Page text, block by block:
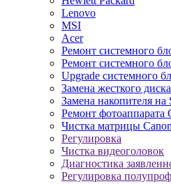
Lenovo
MSI
Acer
Ремонт системного
Ремонт системного
Upgrade системного
Замена жесткого
Замена накопителя на
Ремонт фотоаппарата
Чистка матрицы
Регулировка
Чистка видеоголовок
Диагностика
Регулировка